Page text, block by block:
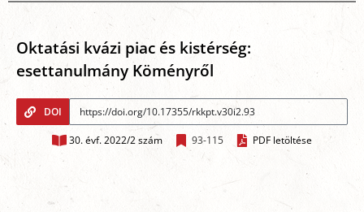
Oktatási kvázi piac és kistérség:
esettanulmány Köményről
DOI
30. évf. 2022/2 szám 93-115 PDF letöltése